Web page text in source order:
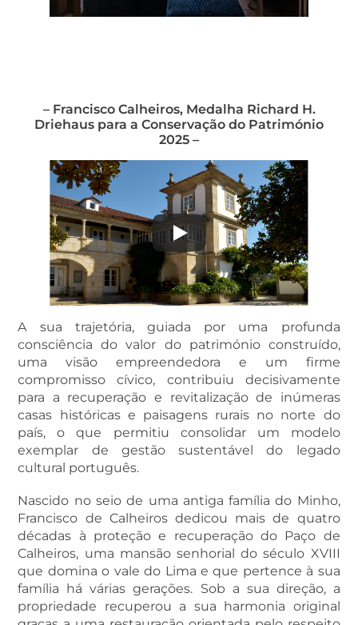
– Francisco Calheiros, Medalha Richard H.
Driehaus para a Conservação do Património
2025 –
A sua trajetória, guiada por uma profunda
consciência do valor do património construído,
uma visão empreendedora e um firme
compromisso cívico, contribuiu decisivamente
para a recuperação e revitalização de inúmeras
casas históricas e paisagens rurais no norte do
país, o que permitiu consolidar um modelo
exemplar de gestão sustentável do legado
cultural português.
Nascido no seio de uma antiga família do Minho,
Francisco de Calheiros dedicou mais de quatro
décadas à proteção e recuperação do Paço de
Calheiros, uma mansão senhorial do século XVIII
que domina o vale do Lima e que pertence à sua
família há várias gerações. Sob a sua direção, a
propriedade recuperou a sua harmonia original